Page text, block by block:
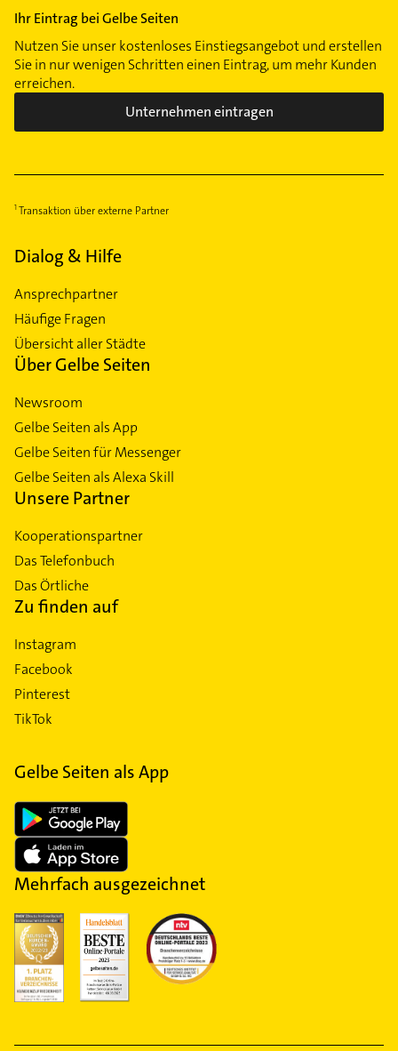
Rath
Reisholz
Stadtmitte
Stockum
Unterbilk
Volmerswerth
Wittlaer
Ihr Eintrag bei Gelbe Seiten
Nutzen Sie unser kostenloses Einstiegsangebot und erstellen
Sie in nur wenigen Schritten einen Eintrag, um mehr Kunden
erreichen.
Unternehmen eintragen
Transaktion über externe Partner
Dialog & Hilfe
Ansprechpartner
Häufige Fragen
Übersicht aller Städte
Über Gelbe Seiten
Newsroom
Gelbe Seiten als App
Gelbe Seiten für Messenger
Gelbe Seiten als Alexa Skill
Unsere Partner
Kooperationspartner
Das Telefonbuch
Das Örtliche
Zu finden auf
Instagram
Facebook
Pinterest
TikTok
Gelbe Seiten als App
Mehrfach ausgezeichnet